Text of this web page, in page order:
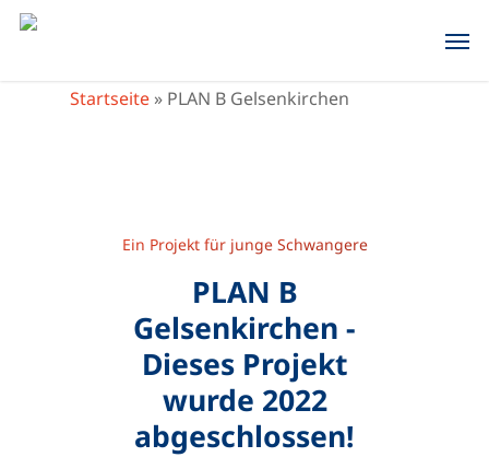
Skip
Startseite » PLAN B Gelsenkirchen
Ein Projekt für junge Schwangere
PLAN B
Gelsenkirchen -
Dieses Projekt
wurde 2022
abgeschlossen!